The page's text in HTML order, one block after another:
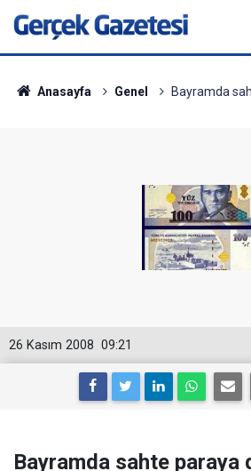
Anasayfa Genel Bayramda
09:21
26 Kasım 2008
Bayramda sahte paraya